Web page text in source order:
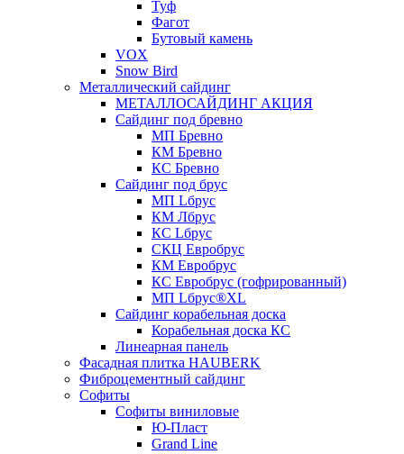
Туф
Фагот
Бутовый камень
VOX
Snow Bird
Металлический сайдинг
МЕТАЛЛОСАЙДИНГ АКЦИЯ
Сайдинг под бревно
МП Бревно
КМ Бревно
КС Бревно
Сайдинг под брус
МП Lбрус
КМ Лбрус
КС Lбрус
СКЦ Евробрус
КМ Евробрус
КС Евробрус (гофрированный)
МП Lбрус®XL
Сайдинг корабельная доска
Корабельная доска КС
Линеарная панель
Фасадная плитка HAUBERK
Фиброцементный сайдинг
Софиты
Софиты виниловые
Ю-Пласт
Grand Line